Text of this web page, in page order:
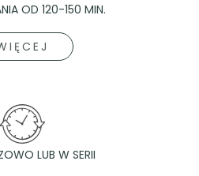
OD 120-150 MIN.
LUB W SERII